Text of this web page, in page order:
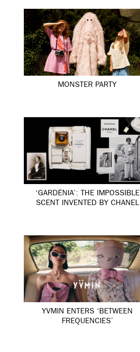
MONSTER PARTY
‘GARDÉNIA’: THE IMPOSSIBLE
SCENT INVENTED BY CHANEL
YVMIN ENTERS ‘BETWEEN
FREQUENCIES’